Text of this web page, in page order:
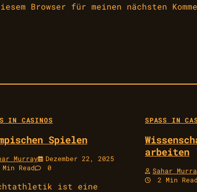
Browser für meinen nächsten
IN CASINOS
Spielen
Murray
Dezember 22, 2025
Read
0
ist eine
SPASS IN
arbeiten
Sahar
2 Min Read